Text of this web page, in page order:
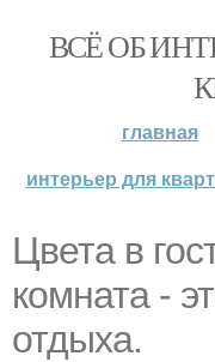
ВСЁ ОБ
главная
интерьер для
Цвета в
комната -
отдыха.